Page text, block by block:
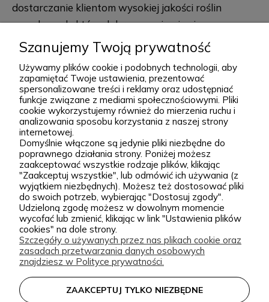
dostarczanie klientom wysokiej jakości roślin
ogrodowych, które dobrze przyjmują się po
posadzeniu i przez lata zdobią przydomowe
rabaty, skalniaki, ogrody naturalistyczne oraz
większe kompozycje krajobrazowe. Za Zieloną Parą
stoją Wiktor i Klaudia, którzy z dużą starannością
dobierają każdą odmianę dostępną w naszej
ofercie. W sprzedaży znajdziesz zarówno
sprawdzone, klasyczne gatunki, jak i ciekawsze,
bardziej unikatowe krzewy ozdobne, drzewa, byliny
oraz sadzonki do ogrodu. Każda roślina jest przez
nas pielęgnowana, nawożona, przycinana i
przygotowywana tak, aby mogła trafić do Twojego
ogrodu w jak najlepszej kondycji. W Zielonej Parze
stawiamy przede wszystkim na jakość sadzonek.
Wiemy, że dobrze ukorzeniona, zdrowa roślina to
podstawa udanego ogrodu, dlatego nie traktujemy
sprzedaży roślin jak zwykłej wysyłki produktu.
rozwiń więcej
Podgórna 9, 97-565 Brudzice
+48 793 037 145
kontakt@zielonapara.pl
Kategorie
Informacje
zielonapara.pl © 2026
Made with
by
Szanujemy Twoją prywatność
Używamy plików cookie i podobnych technologii, aby
zapamiętać Twoje ustawienia, prezentować
spersonalizowane treści i reklamy oraz udostępniać
funkcje związane z mediami społecznościowymi. Pliki
cookie wykorzystujemy również do mierzenia ruchu i
analizowania sposobu korzystania z naszej strony
internetowej.
Domyślnie włączone są jedynie pliki niezbędne do
poprawnego działania strony. Poniżej możesz
zaakceptować wszystkie rodzaje plików, klikając
"Zaakceptuj wszystkie", lub odmówić ich używania (z
wyjątkiem niezbędnych). Możesz też dostosować pliki
do swoich potrzeb, wybierając "Dostosuj zgody".
Udzieloną zgodę możesz w dowolnym momencie
wycofać lub zmienić, klikając w link "Ustawienia plików
cookies" na dole strony.
Szczegóły o używanych przez nas plikach cookie oraz
zasadach przetwarzania danych osobowych
znajdziesz w Polityce prywatności.
ZAAKCEPTUJ TYLKO NIEZBĘDNE